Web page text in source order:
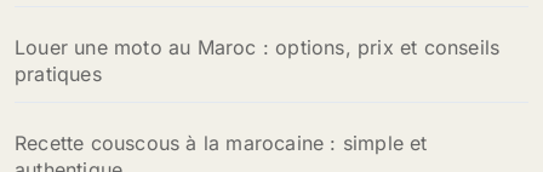
Louer une moto au Maroc : options, prix et conseils
pratiques
Recette couscous à la marocaine : simple et